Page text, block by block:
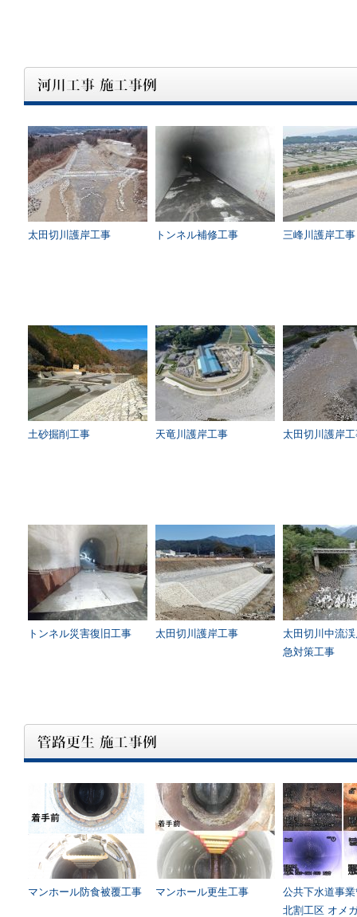
太田切川護岸工事 トンネル補修工事 三峰川護岸工事
土砂掘削工事 天竜川護岸工事 太田切川護岸
トンネル災害復旧工事 太田切川護岸工事
太田切川中流
急対策工事
マンホール防食被覆工事 マンホール更生工事
公共下水道事
北割工区 オメ